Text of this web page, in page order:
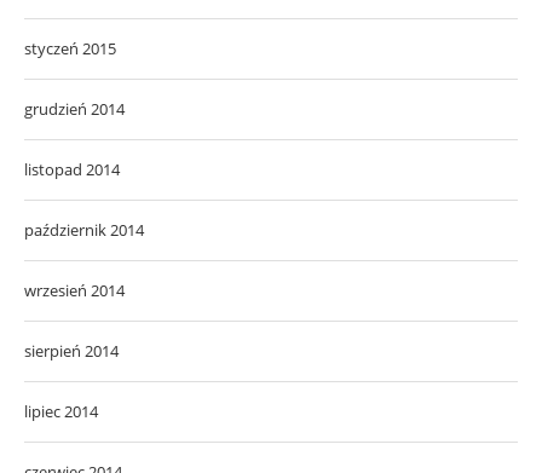
styczeń 2015
grudzień 2014
listopad 2014
październik 2014
wrzesień 2014
sierpień 2014
lipiec 2014